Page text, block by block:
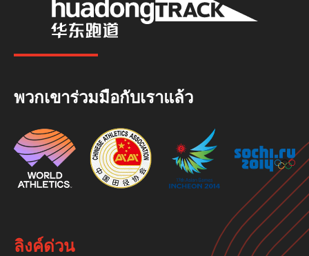
พวกเขาร่วมมือกับเราแล้ว
ลิงค์ด่วน